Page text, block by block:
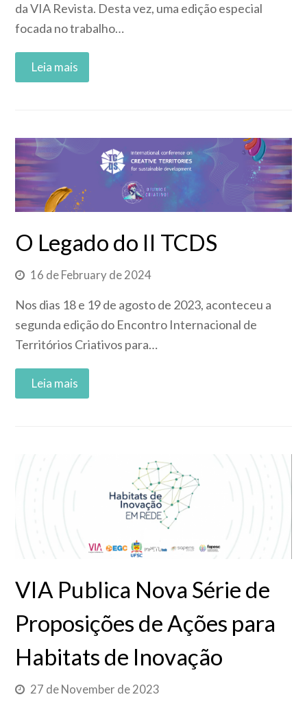
da VIA Revista. Desta vez, uma edição especial
focada no trabalho…
O Legado do II TCDS
16 de February de 2024
Nos dias 18 e 19 de agosto de 2023, aconteceu a
segunda edição do Encontro Internacional de
Territórios Criativos para…
VIA Publica Nova Série de
Proposições de Ações para
Habitats de Inovação
27 de November de 2023